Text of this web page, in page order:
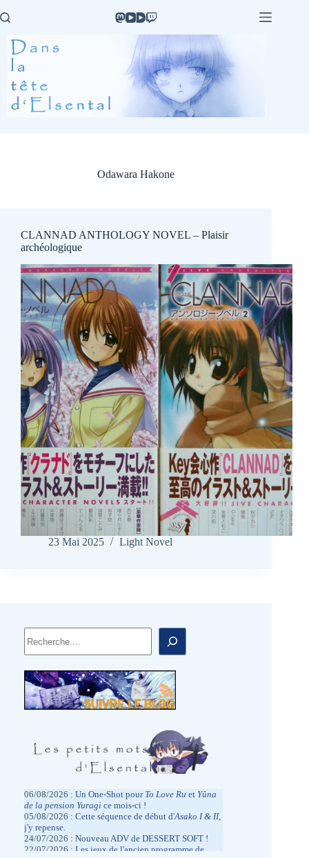
au
Odawara Hakone
CLANNAD ANTHOLOGY NOVEL – Plaisir
archéologique
23 Mai 2025 Light Novel
06/08/2026 : Un One-Shot pour To Love Ru et Yûna
de la pension Yuragi ce mois-ci !
05/08/2026 : Cette séquence de début d'Asako I & II,
j'y repense.
24/07/2026 : Nouveau ADV de DESSERT SOFT !
22/07/2026 : Les jeux de l'ancien programme de